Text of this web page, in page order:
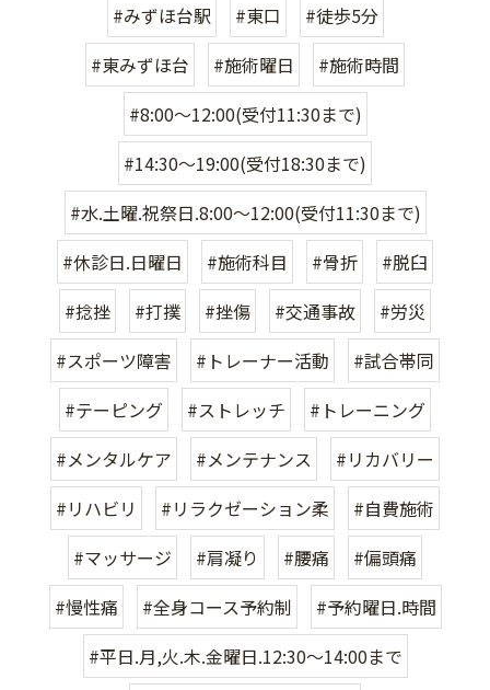
#みずほ台駅
#東口
#徒歩5分
#東みずほ台
#施術曜日
#施術時間
#8:00〜12:00(受付11:30まで)
#14:30〜19:00(受付18:30まで)
#水.土曜.祝祭日.8:00〜12:00(受付11:30まで)
#休診日.日曜日
#施術科目 #骨折
#脱臼
#捻挫
#打撲 #挫傷 #交通事故
#労災
#スポーツ障害
#トレーナー活動
#試合帯同
#テーピング
#ストレッチ
#トレーニング
#メンタルケア
#メンテナンス
#リカバリー
#リハビリ
#リラクゼーション柔
#自費施術
#マッサージ
#肩凝り #腰痛
#偏頭痛
#慢性痛
#全身コース予約制
#予約曜日.時間
#平日.月,火.木.金曜日.12:30〜14:00まで